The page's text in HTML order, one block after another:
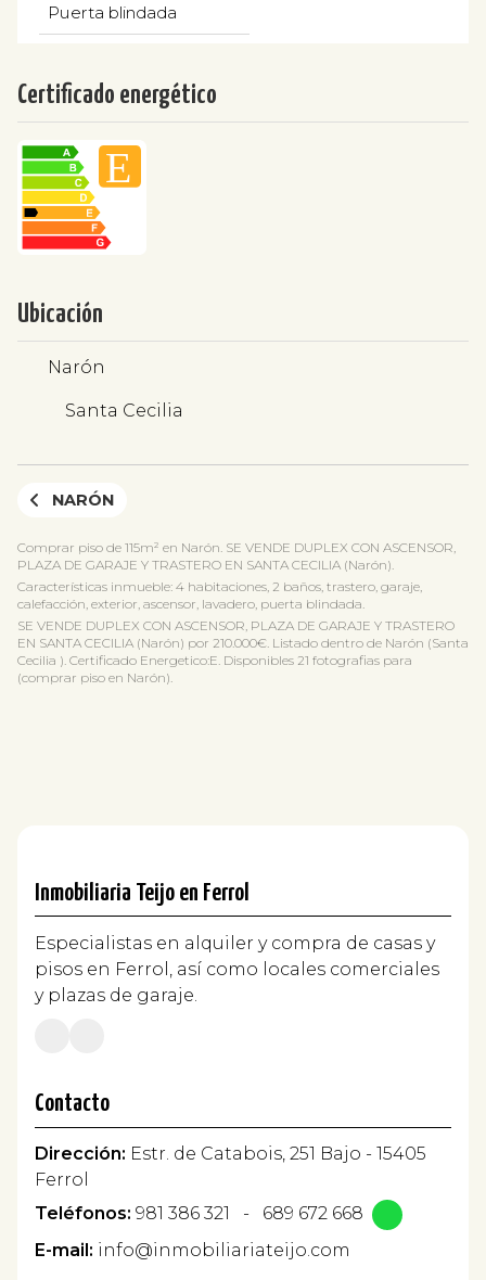
Puerta blindada
Certificado energético
Ubicación
Narón
Santa Cecilia
NARÓN
Comprar piso de 115m² en Narón. SE VENDE DUPLEX CON ASCENSOR,
PLAZA DE GARAJE Y TRASTERO EN SANTA CECILIA (Narón).
Características inmueble: 4 habitaciones, 2 baños, trastero, garaje,
calefacción, exterior, ascensor, lavadero, puerta blindada.
SE VENDE DUPLEX CON ASCENSOR, PLAZA DE GARAJE Y TRASTERO
EN SANTA CECILIA (Narón) por 210.000€. Listado dentro de Narón (Santa
Cecilia ). Certificado Energetico:E. Disponibles 21 fotografias para
(comprar piso en Narón).
Inmobiliaria Teijo en Ferrol
Especialistas en alquiler y compra de casas y
pisos en Ferrol, así como locales comerciales
y plazas de garaje.
Contacto
Dirección: Estr. de Catabois, 251 Bajo - 15405
Ferrol
Teléfonos: 981 386 321 -
689 672 668
E-mail: info@inmobiliariateijo.com